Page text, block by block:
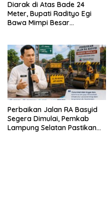
Diarak di Atas Bade 24
Meter, Bupati Radityo Egi
Bawa Mimpi Besar
Perbaikan Jalan RA Basyid
Segera Dimulai, Pemkab
Lampung Selatan Pastikan